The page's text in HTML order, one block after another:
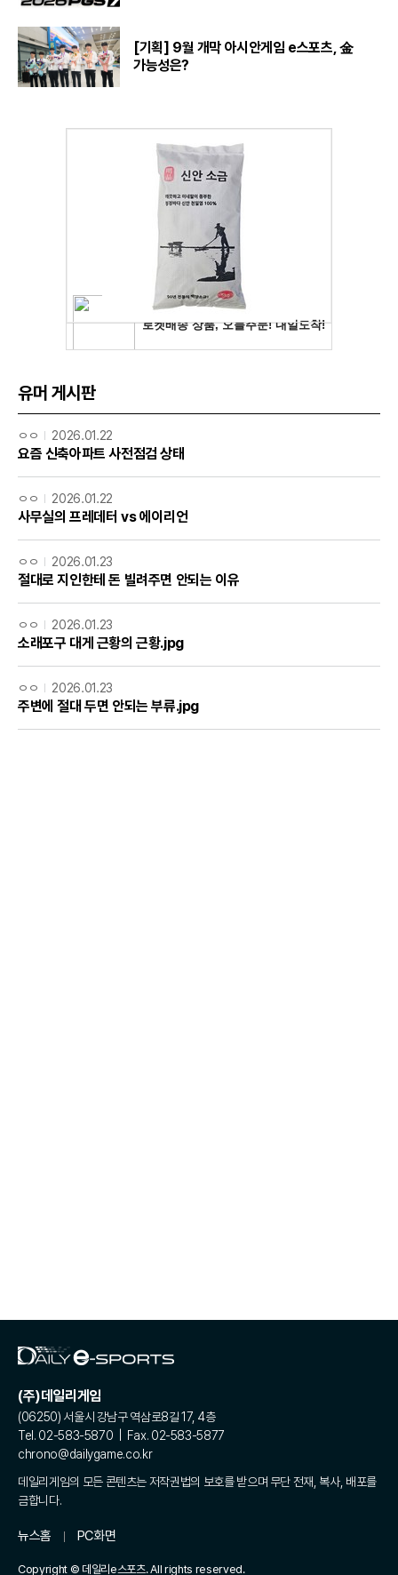
[기획] 9월 개막 아시안게임 e스포츠, 金
가능성은?
유머 게시판
ㅇㅇ 2026.01.22
요즘 신축아파트 사전점검 상태
ㅇㅇ 2026.01.22
사무실의 프레데터 vs 에이리언
ㅇㅇ 2026.01.23
절대로 지인한테 돈 빌려주면 안되는 이유
ㅇㅇ 2026.01.23
소래포구 대게 근황의 근황.jpg
ㅇㅇ 2026.01.23
주변에 절대 두면 안되는 부류.jpg
(주)데일리게임
(06250) 서울시 강남구 역삼로8길 17, 4층
Tel. 02-583-5870 | Fax. 02-583-5877
chrono@dailygame.co.kr
데일리게임의 모든 콘텐츠는 저작권법의 보호를 받으며 무단 전재, 복사, 배포를
금합니다.
뉴스홈 PC화면
Copyright © 데일리e스포츠. All rights reserved.